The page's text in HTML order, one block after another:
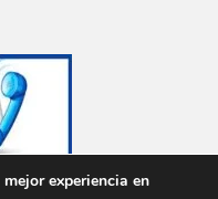
experiencia en